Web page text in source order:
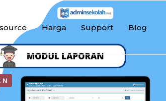
Harga Support Blog